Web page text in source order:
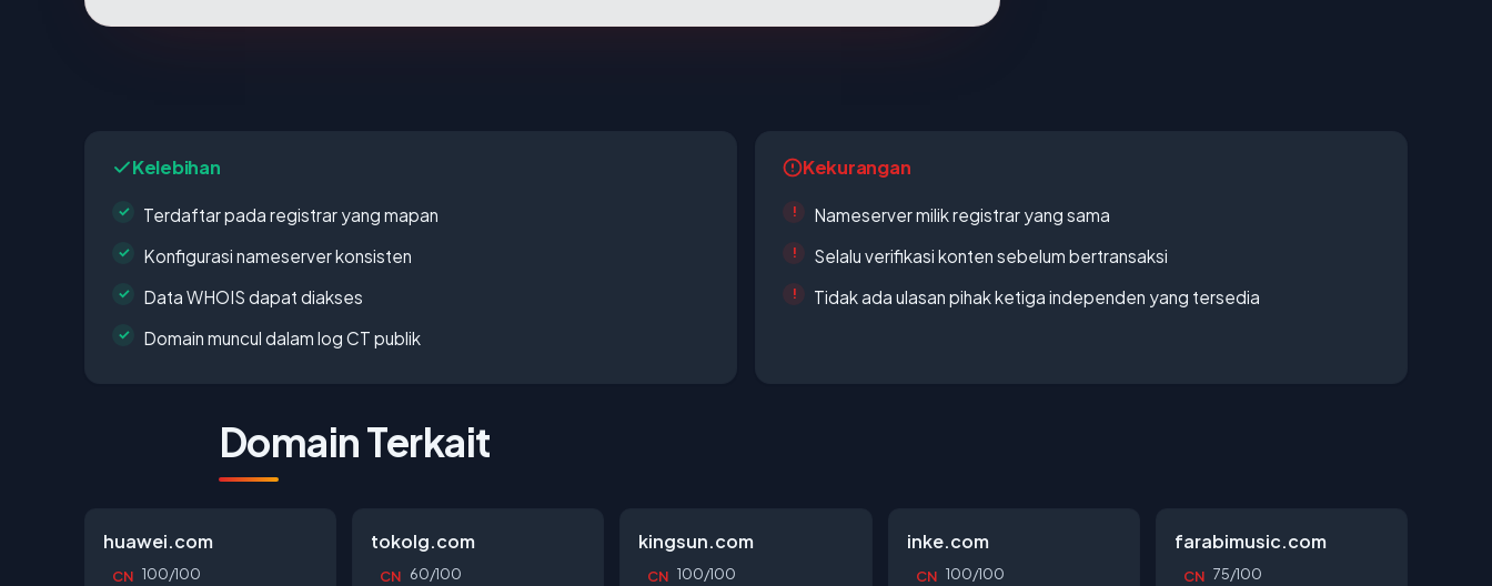
Kelebihan
Terdaftar pada registrar yang mapan
Konfigurasi nameserver konsisten
Data WHOIS dapat diakses
Domain muncul dalam log CT publik
Kekurangan
Nameserver milik registrar yang sama
Selalu verifikasi konten sebelum bertransaksi
Tidak ada ulasan pihak ketiga independen yang tersedia
Domain Terkait
huawei.com
CN 100/100
tokolg.com
CN 60/100
kingsun.com
CN 100/100
inke.com
CN 100/100
farabimusic.com
CN 75/100